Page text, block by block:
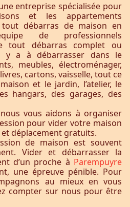
entreprise spécialisée pour
et les appartements
débarras de maison en
de professionnels
tout débarras complet ou
y a à débarrasser dans le
meubles, électroménager,
cartons, vaisselle, tout ce
et le jardin, l’atelier, le
hangars, des garages, des
nous vous aidons à organiser
pour vider votre maison
déplacement gratuits.
de maison est souvent
Vider et débarrasser la
d’un proche à Parempuyre
une épreuve pénible. Pour
au mieux en vous
compter sur nous pour être